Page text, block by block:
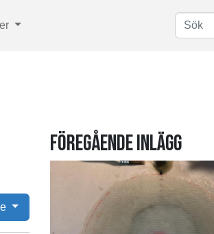
Föregående inlägg